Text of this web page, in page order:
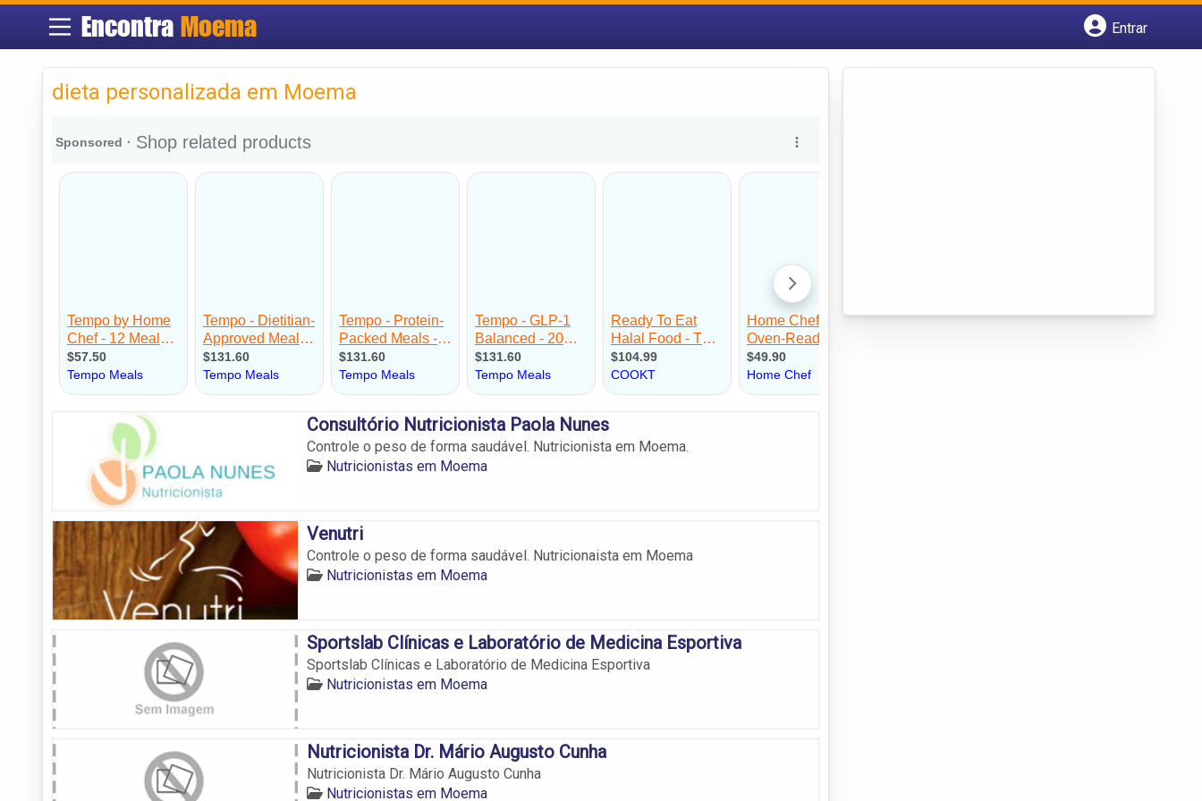
Encontra Moema
Entrar
dieta personalizada em Moema
Consultório Nutricionista Paola Nunes
Controle o peso de forma saudável. Nutricionista em Moema.
Nutricionistas em Moema
Venutri
Controle o peso de forma saudável. Nutricionaista em Moema
Nutricionistas em Moema
Sportslab Clínicas e Laboratório de Medicina Esportiva
Sportslab Clínicas e Laboratório de Medicina Esportiva
Nutricionistas em Moema
Nutricionista Dr. Mário Augusto Cunha
Nutricionista Dr. Mário Augusto Cunha
Nutricionistas em Moema